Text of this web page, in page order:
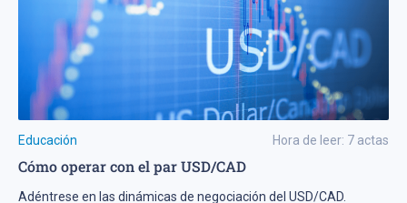
Educación Hora de leer: 7 actas
Cómo operar con el par USD/CAD
Adéntrese en las dinámicas de negociación del USD/CAD.